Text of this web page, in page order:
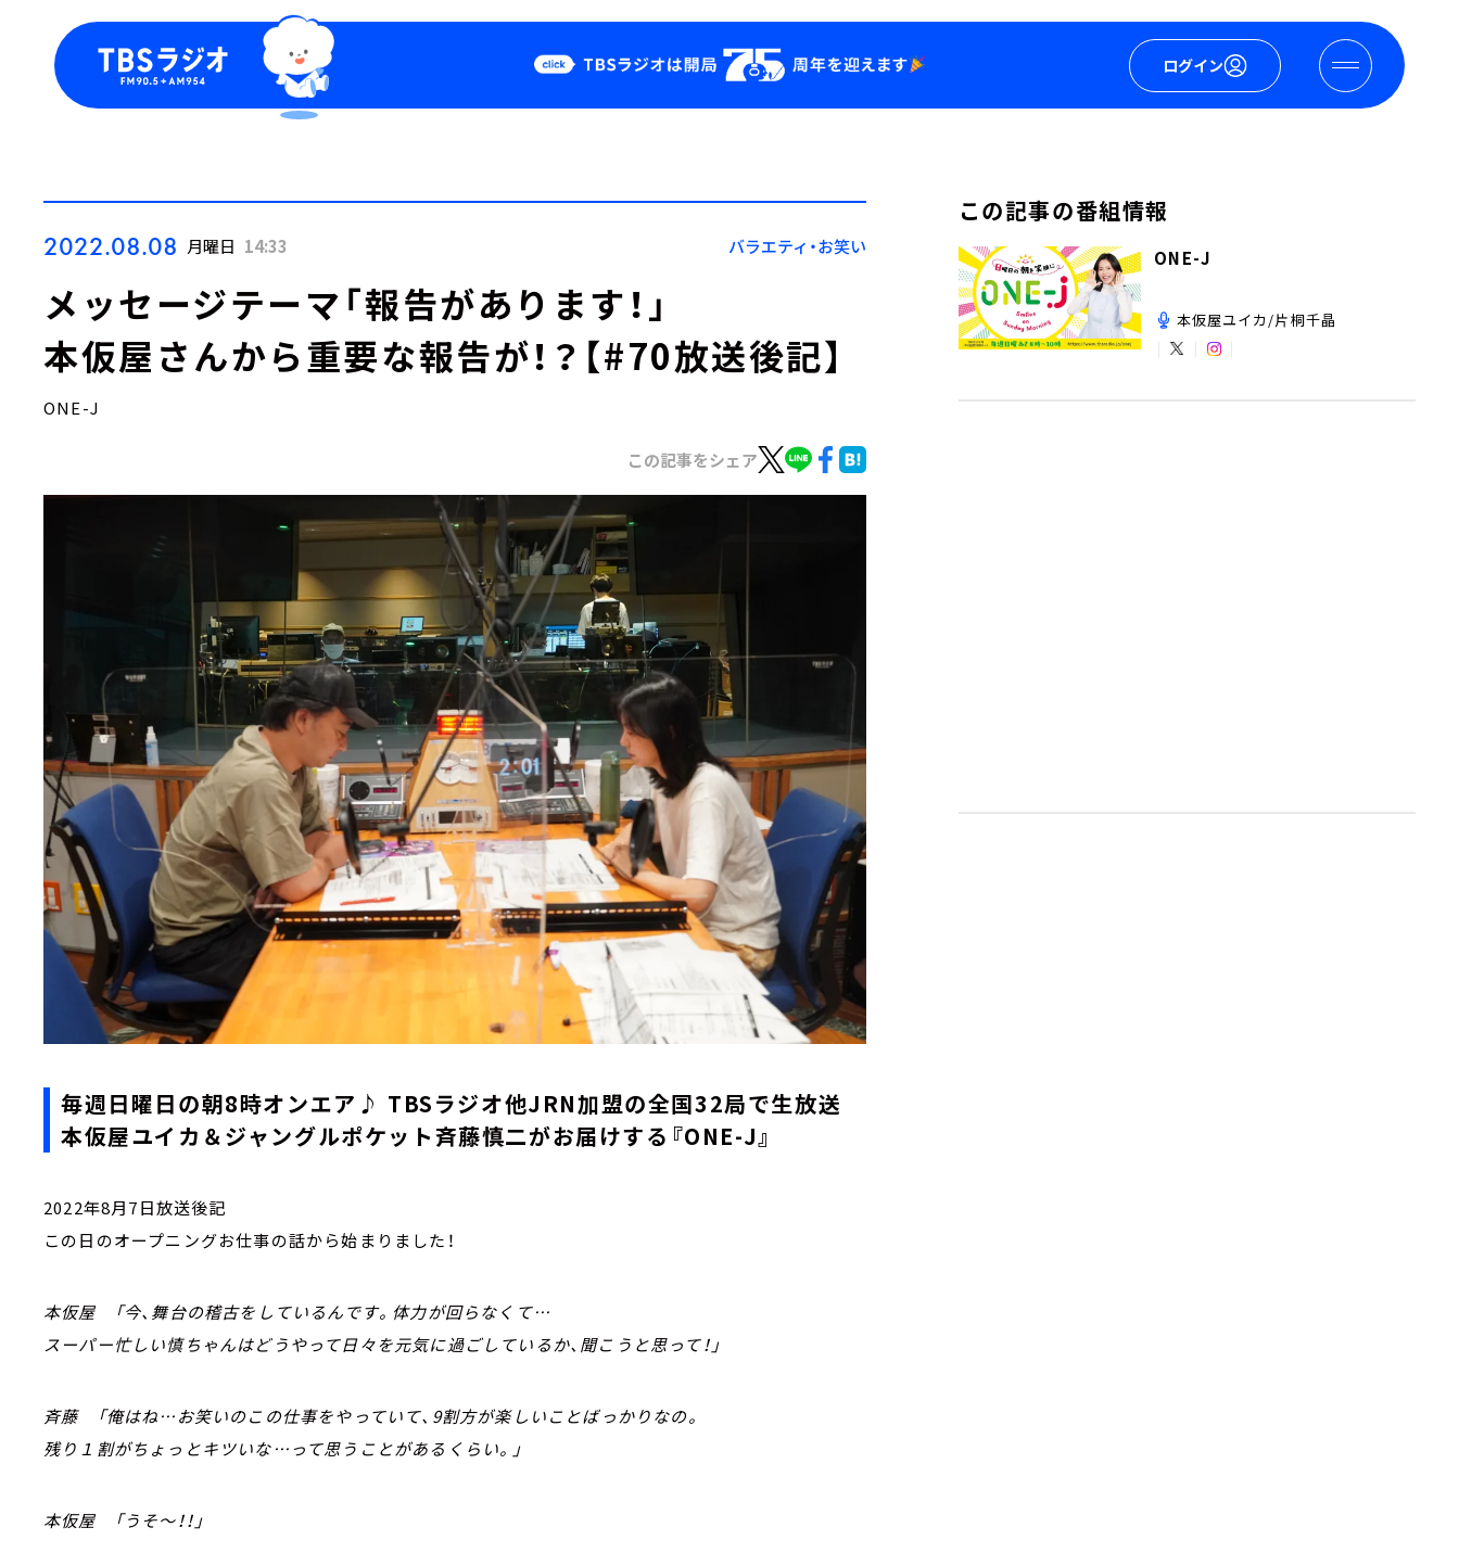
ログイン
Podcast
YouTube
会社情報
2022.08.08 月曜日 14:33 バラエティ・お笑い
メッセージテーマ「報告があります！」
本仮屋さんから重要な報告が！？【#70放送後記】
ONE-J
この記事をシェア
毎週日曜日の朝8時オンエア♪ TBSラジオ他JRN加盟の全国32局で生放送
本仮屋ユイカ＆ジャングルポケット斉藤慎二がお届けする『ONE-J』
2022年8月7日放送後記
この日のオープニングお仕事の話から始まりました！
本仮屋 「今、舞台の稽古をしているんです。体力が回らなくて…
スーパー忙しい慎ちゃんはどうやって日々を元気に過ごしているか、聞こうと思って！」
斉藤 「俺はね…お笑いのこの仕事をやっていて、9割方が楽しいことばっかりなの。
残り１割がちょっとキツいな…って思うことがあるくらい。」
本仮屋 「うそ～！！」
この記事の番組情報
ONE-J
本仮屋ユイカ/片桐千晶